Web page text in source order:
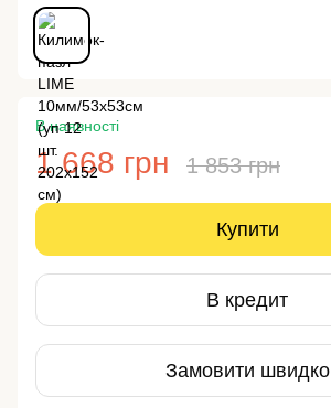
В наявності
1 668 грн 1 853 грн
Купити
В кредит
Замовити швидко